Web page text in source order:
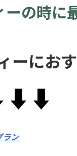
ーの時に
ーにお
ラン